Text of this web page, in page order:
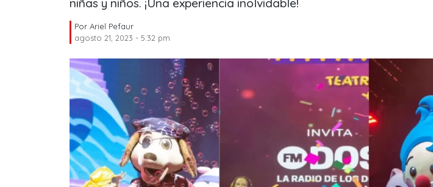
Por Ariel Pefaur
agosto 21, 2023 - 5:32 pm